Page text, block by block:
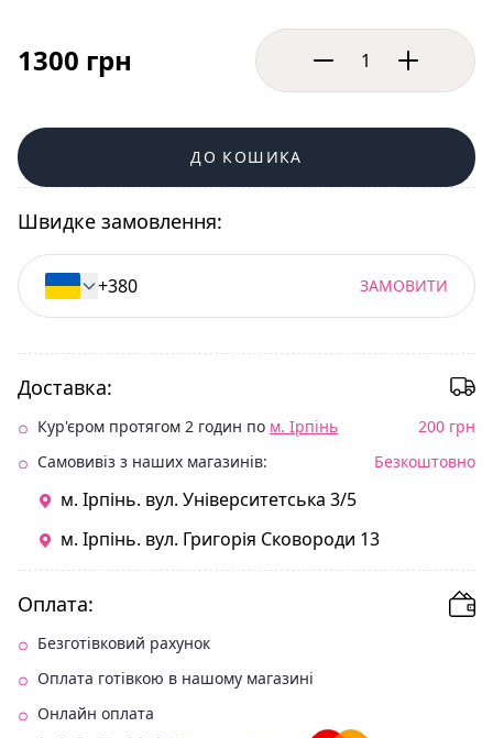
1300 грн
ДО КОШИКА
Швидке замовлення:
ЗАМОВИТИ
Доставка:
Кур'єром протягом 2 годин по м. Ірпінь
200 грн
Самовивіз з наших магазинів:
Безкоштовно
м. Ірпінь. вул. Університетська 3/5
м. Ірпінь. вул. Григорія Сковороди 13
Оплата:
Безготівковий рахунок
Оплата готівкою в нашому магазині
Онлайн оплата